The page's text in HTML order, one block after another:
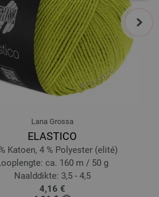
Lana Grossa
ELASTICO
Katoen, 4 % Polyester (elité)
ca. 160 m / 50 g
Naalddikte: 3,5 - 4,5
4,16 €
next